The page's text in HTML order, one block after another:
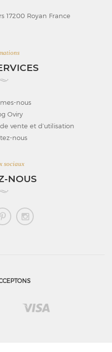
17200 Royan France
nous
Oviry
vente et d’utilisation
nous
sociaux
NOUS